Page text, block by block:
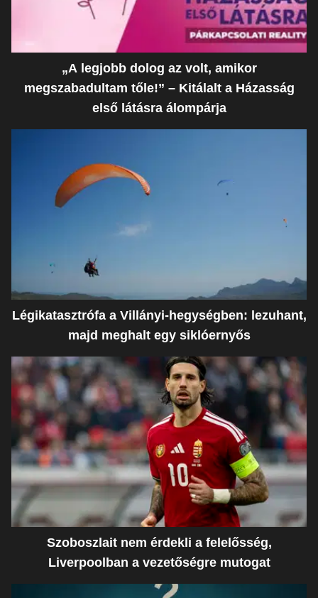
„A legjobb dolog az volt, amikor
megszabadultam tőle!” – Kitálalt a Házasság
első látásra álompárja
Légikatasztrófa a Villányi-hegységben: lezuhant,
majd meghalt egy siklóernyős
Szoboszlait nem érdekli a felelősség,
Liverpoolban a vezetőségre mutogat